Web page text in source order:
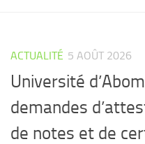
ACTUALITÉ 5 AOÛT 2026
Université
demandes
de notes et de